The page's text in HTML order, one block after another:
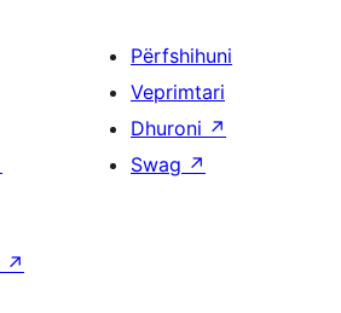
Përfshihuni
Veprimtari
Dhuroni ↗
Swag ↗
↗